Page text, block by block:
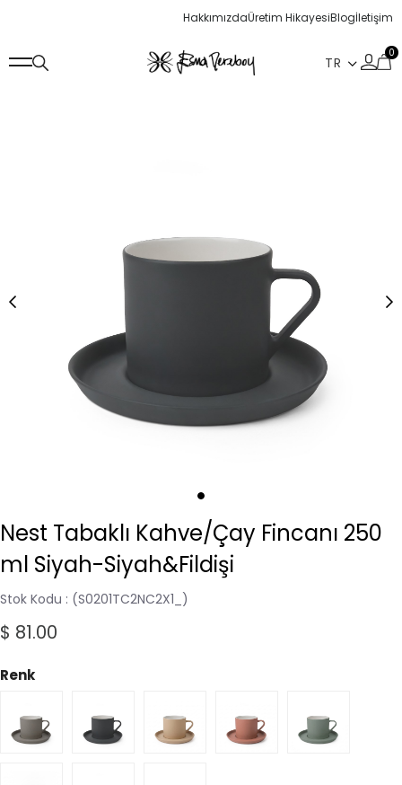
HakkımızdaÜretim HikayesiBlogİletişim
0
Nest Tabaklı Kahve/Çay Fincanı 250
ml Siyah-Siyah&Fildişi
Stok Kodu (S0201TC2NC2X1_)
$ 81.00
Renk